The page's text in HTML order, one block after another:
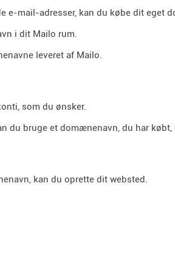
e-mail-adresser, kan du købe dit eget
i dit Mailo rum.
leveret af Mailo.
som du ønsker.
du bruge et domænenavn, du har købt,
kan du oprette dit websted.